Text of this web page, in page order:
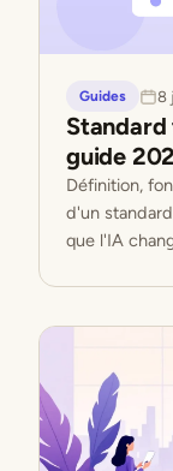
Guides 8
guide
Définition,
d'un
que l'IA